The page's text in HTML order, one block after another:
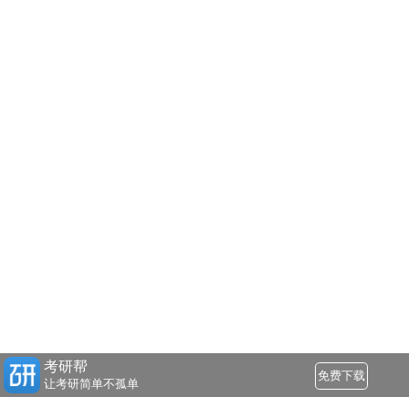
考研帮
让考研简单不孤单
免费下载